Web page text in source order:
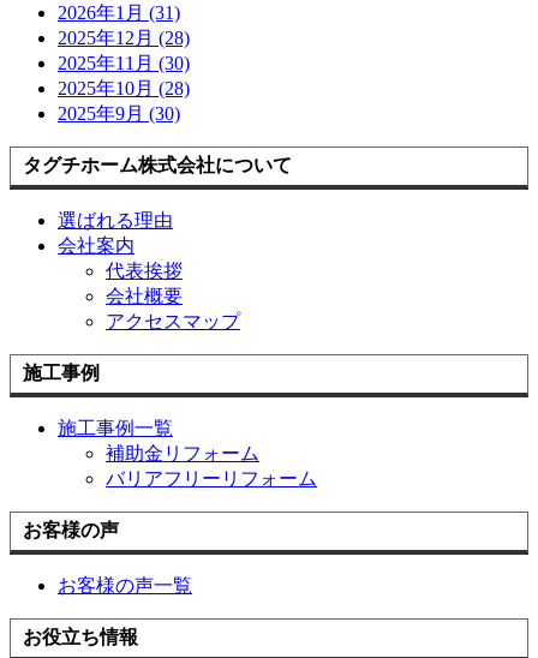
2026年1月 (31)
2025年12月 (28)
2025年11月 (30)
2025年10月 (28)
2025年9月 (30)
タグチホーム株式会社について
選ばれる理由
会社案内
代表挨拶
会社概要
アクセスマップ
施工事例
施工事例一覧
補助金リフォーム
バリアフリーリフォーム
お客様の声
お客様の声一覧
お役立ち情報